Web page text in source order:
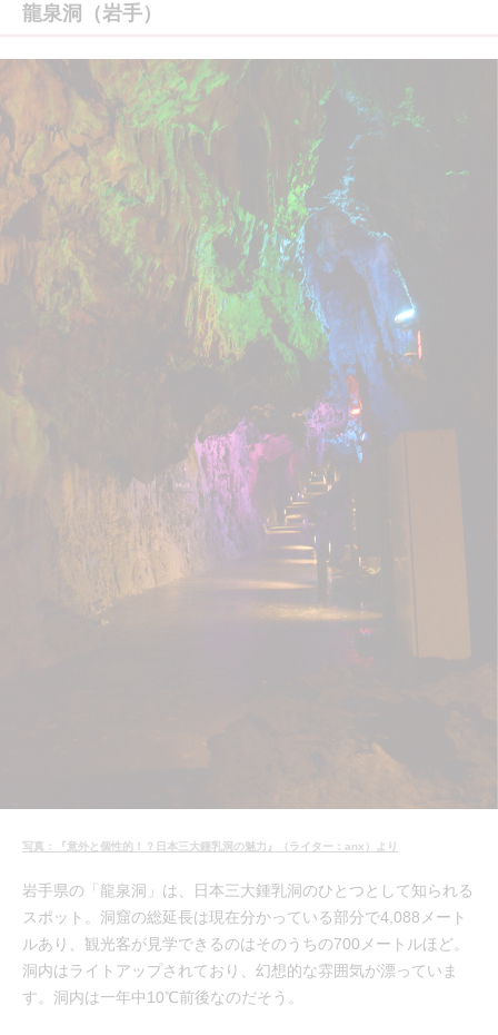
龍泉洞（岩手）
写真：『意外と個性的！？日本三大鍾乳洞の魅力』（ライター：anx）より
岩手県の「龍泉洞」は、日本三大鍾乳洞のひとつとして知られる
スポット。洞窟の総延長は現在分かっている部分で4,088メート
ルあり、観光客が見学できるのはそのうちの700メートルほど。
洞内はライトアップされており、幻想的な雰囲気が漂っていま
す。洞内は一年中10℃前後なのだそう。